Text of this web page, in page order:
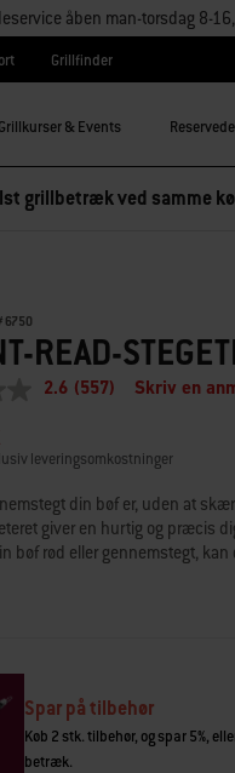
åben man-torsdag 8-
Grillfinder
Grillkurser & Events
grillbetræk ved samme
6750
READ-
2.6 (557) Skriv en
leveringsomkostninger
din bøf er, uden at
giver en hurtig og præcis
bøf rød eller gennemstegt,
Spar på tilbehør
Køb 2 stk. tilbehør, og spar 5%,
betræk.